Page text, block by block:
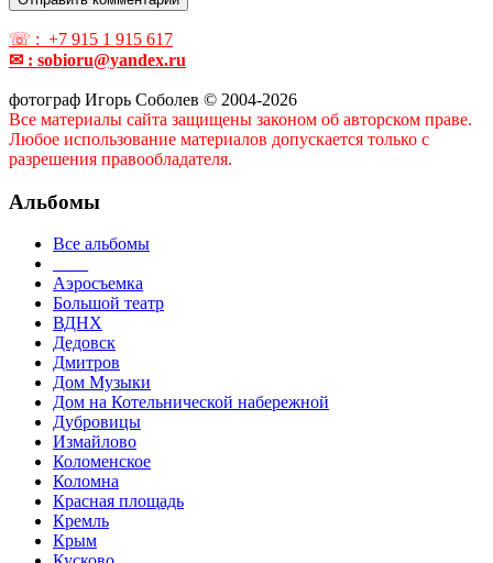
☏ : +7 915 1 915 617
✉ : sobioru@yandex.ru
фотограф Игорь Соболев © 2004-2026
Все материалы сайта защищены законом об авторском праве.
Любое использование материалов допускается только с
разрешения правообладателя.
Альбомы
Все альбомы
Аэросъемка
Большой театр
ВДНХ
Дедовск
Дмитров
Дом Музыки
Дом на Котельнической набережной
Дубровицы
Измайлово
Коломенское
Коломна
Красная площадь
Кремль
Крым